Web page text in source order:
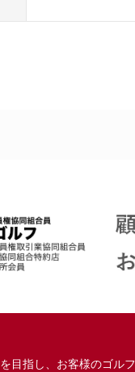
目指し、お客様のゴル